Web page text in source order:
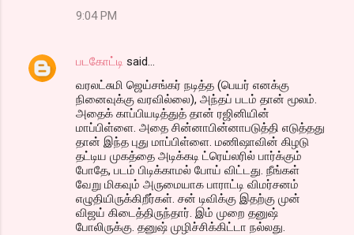
9:04 PM
படகோட்டி said…
வரலட்சுமி ஜெய்சங்கர் நடித்த (பெயர் எனக்கு
நினைவுக்கு வரவில்லை), அந்தப் படம் தான் மூலம்.
அதைக் காப்பியடித்துத் தான் ரஜினியின்
மாப்பிள்ளை. அதை சின்னாபின்னாபடுத்தி எடுத்தது
தான் இந்த புது மாப்பிள்ளை. மணிஷாவின் கிழடு
தட்டிய முகத்தை அடிக்கடி ட்ரெய்லரில் பார்க்கும்
போதே, படம் பிடிக்காமல் போய் விட்டது. நீங்கள்
வேறு மிகவும் அருமையாக பாராட்டி விமர்சனம்
எழுதியிருக்கிறீர்கள். சன் டிவிக்கு இதற்கு முன்
விஜய் கிடைத்திருந்தார். இம் முறை தனுஷ்
போலிருக்கு. தனுஷ் முழிச்சிக்கிட்டா நல்லது.